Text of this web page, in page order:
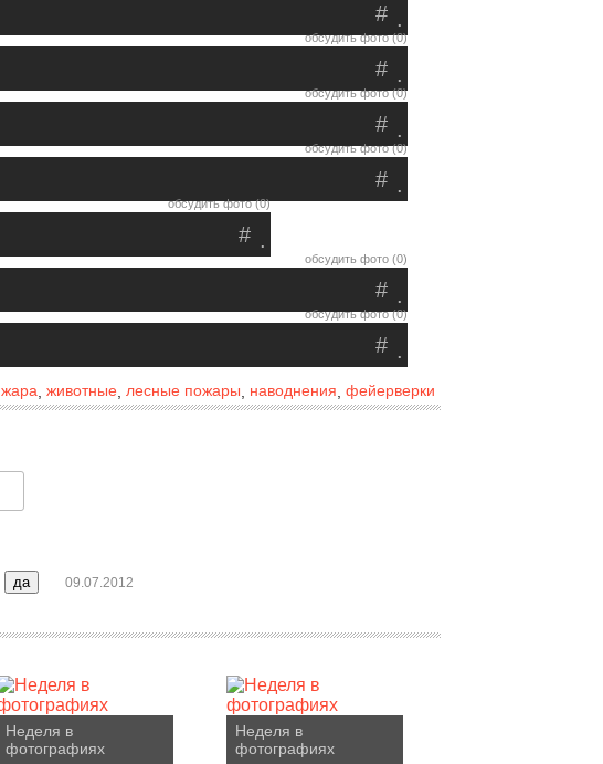
.
#
обсудить фото (0)
.
#
обсудить фото (0)
.
#
обсудить фото (0)
.
#
обсудить фото (0)
.
#
обсудить фото (0)
.
#
обсудить фото (0)
.
#
жара животные лесные пожары наводнения фейерверки
09.07.2012
Неделя в
фотографиях
Неделя в
фотографиях